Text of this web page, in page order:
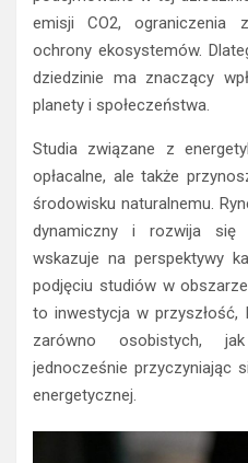
emisji CO2, ograniczenia
ochrony ekosystemów.
dziedzinie ma znaczący
planety i społeczeństwa.
Studia związane z
opłacalne, ale także
środowisku naturalnemu.
dynamiczny i rozwija się
wskazuje na perspektywy
podjęciu studiów w
to inwestycja w przyszłość,
zarówno osobistych,
jednocześnie przyczyniając
energetycznej.